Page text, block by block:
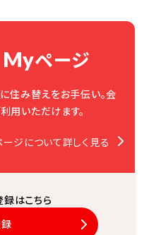
Myページ
住み替えをお手伝い。会
用いただけます。
ジについて詳しく見る
はこちら